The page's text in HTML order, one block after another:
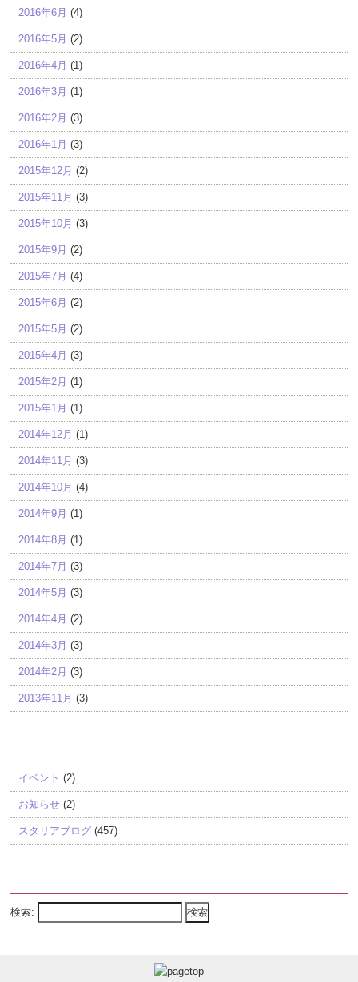
2016年6月 (4)
2016年5月 (2)
2016年4月 (1)
2016年3月 (1)
2016年2月 (3)
2016年1月 (3)
2015年12月 (2)
2015年11月 (3)
2015年10月 (3)
2015年9月 (2)
2015年7月 (4)
2015年6月 (2)
2015年5月 (2)
2015年4月 (3)
2015年2月 (1)
2015年1月 (1)
2014年12月 (1)
2014年11月 (3)
2014年10月 (4)
2014年9月 (1)
2014年8月 (1)
2014年7月 (3)
2014年5月 (3)
2014年4月 (2)
2014年3月 (3)
2014年2月 (3)
2013年11月 (3)
イベント (2)
お知らせ (2)
スタリアブログ (457)
検索: